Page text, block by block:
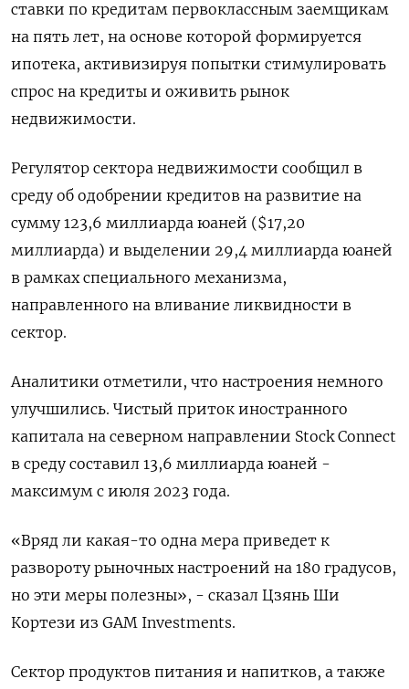
ставки по кредитам первоклассным заемщикам
на пять лет, на основе которой формируется
ипотека, активизируя попытки стимулировать
спрос на кредиты и оживить рынок
недвижимости.
Регулятор сектора недвижимости сообщил в
среду об одобрении кредитов на развитие на
сумму 123,6 миллиарда юаней ($17,20
миллиарда) и выделении 29,4 миллиарда юаней
в рамках специального механизма,
направленного на вливание ликвидности в
сектор.
Аналитики отметили, что настроения немного
улучшились. Чистый приток иностранного
капитала на северном направлении Stock Connect
в среду составил 13,6 миллиарда юаней -
максимум с июля 2023 года.
«Вряд ли какая-то одна мера приведет к
развороту рыночных настроений на 180 градусов,
но эти меры полезны», - сказал Цзянь Ши
Кортези из GAM Investments.
Сектор продуктов питания и напитков, а также